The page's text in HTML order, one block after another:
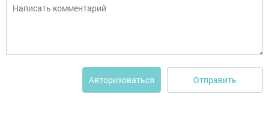
Авторизоваться Отправить